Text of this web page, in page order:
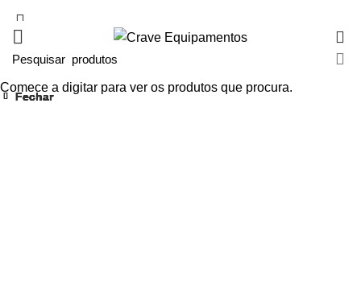
Fechar
Fechar
Fechar
Fechar
Fechar
Fechar
Fechar
Fechar
Comece a digitar para ver os produtos que procura.